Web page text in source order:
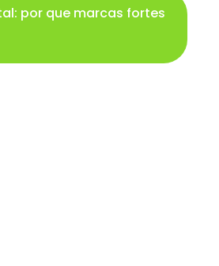
por que marcas fortes